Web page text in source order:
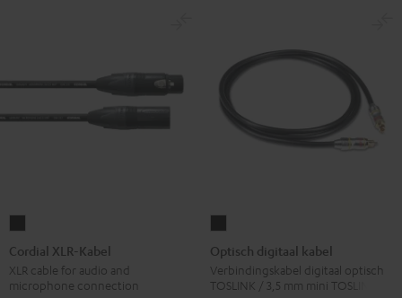
XLR-
Kabel
Zwart
Cordial XLR-Kabel
XLR cable for audio and
microphone connection
digitaal
kabel
Zwart
Optisch digitaal kabel
Verbindingskabel digitaal optisch
TOSLINK / 3,5 mm mini TOSLINK